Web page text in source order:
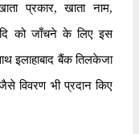
प्रकार, खाता नाम,
को जाँचने के लिए इस
इलाहाबाद बैंक तिलकेजा
विवरण भी प्रदान किए